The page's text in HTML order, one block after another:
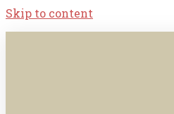
Skip to content